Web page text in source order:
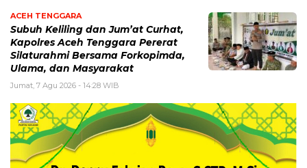
ACEH TENGGARA
Subuh Keliling dan Jum’at Curhat,
Kapolres Aceh Tenggara Pererat
Silaturahmi Bersama Forkopimda,
Ulama, dan Masyarakat
Jumat, 7 Agu 2026 - 14:28 WIB